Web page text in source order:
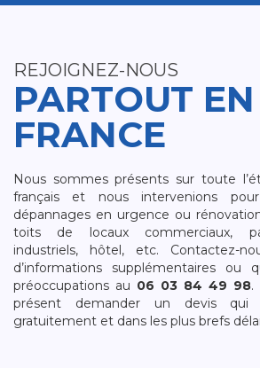
REJOIGNEZ-NOUS
PARTOUT EN
FRANCE
Nous sommes présents sur toute
français et nous intervenions
dépannages en urgence ou
toits de locaux commerciaux,
industriels, hôtel, etc. Contactez-
d’informations supplémentaires ou
préoccupations au 06 03 84 49 98.
présent demander un devis qui
gratuitement et dans les plus brefs